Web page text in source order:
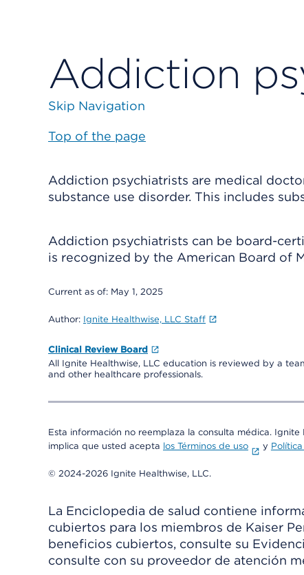
Addiction
Skip Navigation
Top of the page
Addiction psychiatrists are medical
substance use disorder. This includes
Addiction psychiatrists can be board-
is recognized by the American Board of
Current as of: May 1, 2025
Author: Ignite Healthwise, LLC Staff
Clinical Review Board
All Ignite Healthwise, LLC education is reviewed by a
and other healthcare professionals.
Esta información no reemplaza la consulta médica.
implica que usted acepta los Términos de uso y
© 2024-2026 Ignite Healthwise, LLC.
La Enciclopedia de salud contiene
cubiertos para los miembros de Kaiser
beneficios cubiertos, consulte su
consulte con su proveedor de atención